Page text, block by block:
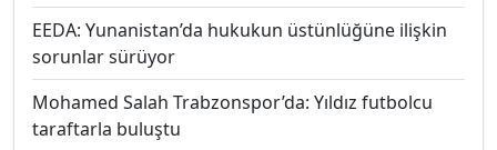
EEDA: Yunanistan’da hukukun üstünlüğüne ilişkin
sorunlar sürüyor
Mohamed Salah Trabzonspor’da: Yıldız futbolcu
taraftarla buluştu